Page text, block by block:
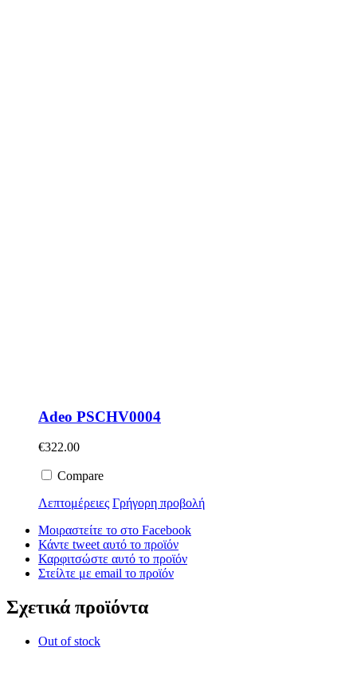
Adeo PSCHV0004
€322.00
Compare
Λεπτομέρειες Γρήγορη προβολή
Μοιραστείτε το στο Facebook
Κάντε tweet αυτό το προϊόν
Καρφιτσώστε αυτό το προϊόν
Στείλτε με email το προϊόν
Σχετικά προϊόντα
Out of stock